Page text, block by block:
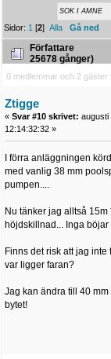
Sidor: 1 [2]Alla Gå ned
Författare
25678 gånger)
0 medlemmar och 2 gäster
Ztigge
« Svar #10 skrivet: augusti
12:14:32:32 »
I förra anläggningen
med vanlig 38 mm
pumpen....
Nu tänker jag alltså 15m
höjdskillnad... Inga böjar
Finns det risk att jag
var ligger faran?
Jag kan ändra till 40
bytet!